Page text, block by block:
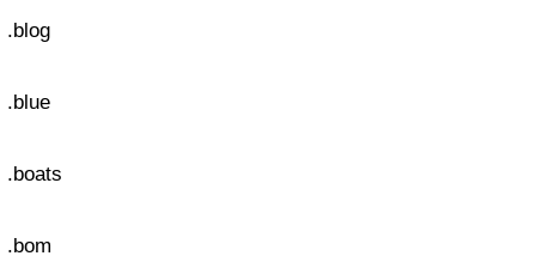
.blog
.blue
.boats
.bom